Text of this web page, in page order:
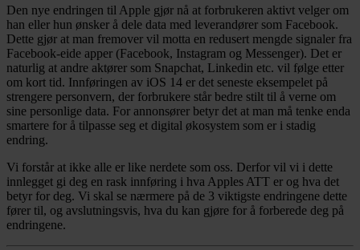
Den nye endringen til Apple gjør nå at forbrukeren aktivt velger om
han eller hun ønsker å dele data med leverandører som Facebook.
Dette gjør at man fremover vil motta en redusert mengde signaler fra
Facebook-eide apper (Facebook, Instagram og Messenger). Det er
naturlig at andre aktører som Snapchat, Linkedin etc. vil følge etter
om kort tid. Innføringen av iOS 14 er det seneste eksempelet på
strengere personvern, der forbrukere står bedre stilt til å verne om
sine personlige data. For annonsører betyr det at man må tenke enda
smartere for å tilpasse seg et digital økosystem som er i stadig
endring.
Vi forstår at ikke alle er like nerdete som oss. Derfor vil vi i dette
innlegget gi deg en rask innføring i hva Apples ATT er og hva det
betyr for deg. Vi skal se nærmere på de 3 viktigste endringene dette
fører til, og avslutningsvis, hva du kan gjøre for å forberede deg på
endringene.